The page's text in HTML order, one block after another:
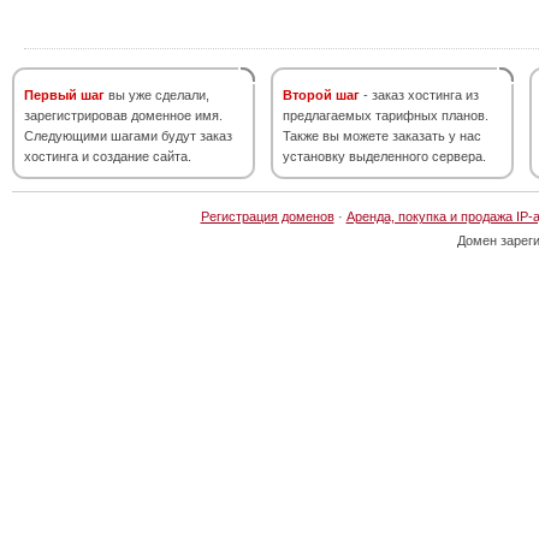
Первый шаг вы уже сделали,
зарегистрировав доменное имя.
Следующими шагами будут заказ
хостинга и создание сайта.
Второй шаг - заказ хостинга из
предлагаемых тарифных планов.
Также вы можете заказать у нас
установку выделенного сервера.
Регистрация доменов· Аренда, покупка и продажа IP-
Домен